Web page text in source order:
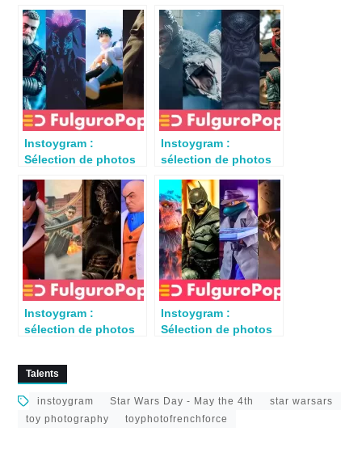
Instoygram :
Sélection de photos
décembre 2023
Instoygram :
sélection de photos
février 2024
Instoygram :
sélection de photos
Instoygram :
Sélection de photos
Talents
instoygram Star Wars Day - May the 4th
star warsars
toy photography
toyphotofrenchforce